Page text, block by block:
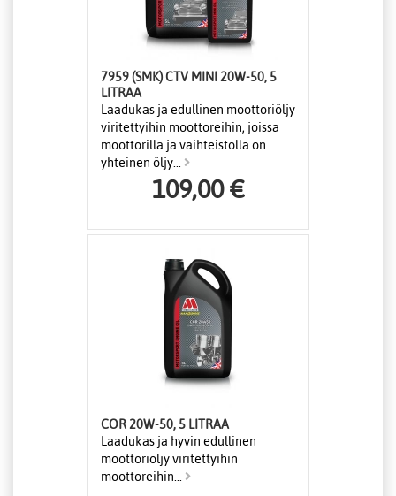
7959 (SMK) CTV MINI 20W-50, 5
LITRAA
Laadukas ja edullinen moottoriöljy
viritettyihin moottoreihin, joissa
moottorilla ja vaihteistolla on
yhteinen öljy...
109,00 €
COR 20W-50, 5 LITRAA
Laadukas ja hyvin edullinen
moottoriöljy viritettyihin
moottoreihin...